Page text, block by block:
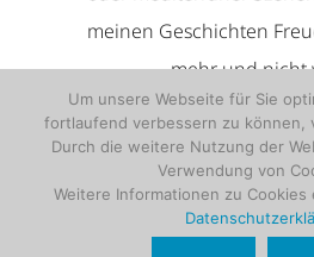
meinen Geschichten
mehr und nicht
Um unsere Webseite für Sie
fortlaufend verbessern zu können,
Durch die weitere Nutzung der
Verwendung von
Weitere Informationen zu